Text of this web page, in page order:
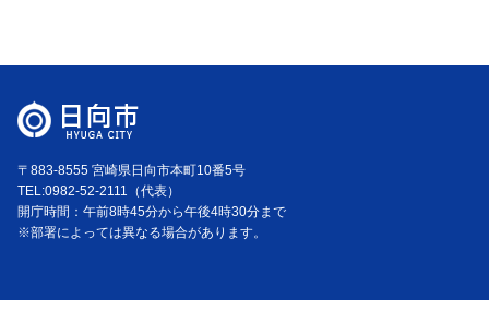
〒883-8555 宮崎県日向市本町10番5号
TEL:0982-52-2111（代表）
開庁時間：午前8時45分から午後4時30分まで
※部署によっては異なる場合があります。